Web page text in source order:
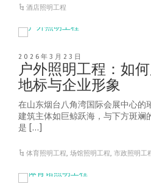
酒店照明工程
2026年3月23日
户外照明工程：如
地标与企业形象
在山东烟台八角湾国际会展中心的
建筑主体如巨鲸跃海，与下方斑斓
是 […]
体育照明工程,场馆照明工程,市政照明工